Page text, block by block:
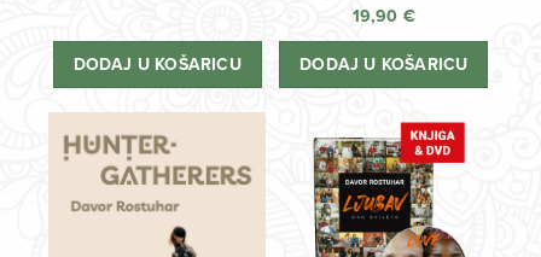
DODAJ U KOŠARICU
19,90 €
DODAJ U KOŠARICU